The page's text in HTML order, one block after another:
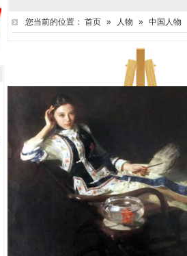
您当前的位置： 首页 » 人物 » 中国人物